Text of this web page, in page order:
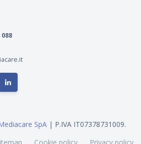
088
SpA | P.IVA IT07378731009.